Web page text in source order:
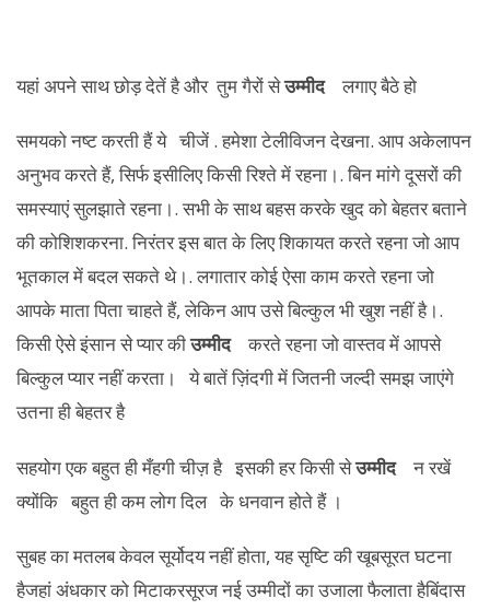
यहां अपने साथ छोड़ देतें है और तुम गैरों सेउम्मीद लगाए बैठे हो
समयको नष्ट करती हैं ये चीजें . हमेशा टेलीविजन देखना. आप अकेलापन
अनुभव करते हैं, सिर्फ इसीलिए किसी रिश्ते में रहना।. बिन मांगे दूसरों की
समस्याएं सुलझाते रहना।. सभी के साथ बहस करके खुद को बेहतर बताने
की कोशिशकरना. निरंतर इस बात के लिए शिकायत करते रहना जो आप
भूतकाल में बदल सकते थे।. लगातार कोई ऐसा काम करते रहना जो
आपके माता पिता चाहते हैं, लेकिन आप उसे बिल्कुल भी खुश नहीं है।.
किसी ऐसे इंसान से प्यार कीउम्मीद
करते रहना जो वास्तव में आपसे
बिल्कुल प्यार नहीं करता। ये बातें ज़िंदगी में जितनी जल्दी समझ जाएंगे
उतना ही बेहतर है
सहयोग एक बहुत ही मँहगी चीज़ है इसकी हर किसी सेउम्मीद
न रखें
क्योंकि बहुत ही कम लोग दिल के धनवान होते हैं ।
सुबह का मतलब केवल सूर्योदय नहीं होता, यह सृष्टि की खूबसूरत घटना
हैजहां अंधकार को मिटाकरसूरज नई उम्मीदों का उजाला फैलाता हैबिंदास